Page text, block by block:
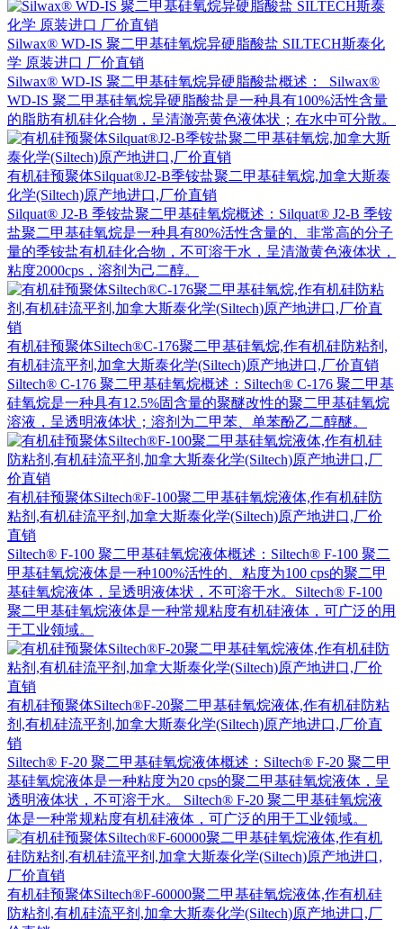
Silwax® WD-IS 聚二甲基硅氧烷异硬脂酸盐 SILTECH斯泰化
学 原装进口 厂价直销
Silwax® WD-IS 聚二甲基硅氧烷异硬脂酸盐概述： Silwax®
WD-IS 聚二甲基硅氧烷异硬脂酸盐是一种具有100%活性含量
的脂肪有机硅化合物，呈清澈亮黄色液体状；在水中可分散。
有机硅预聚体Silquat®J2-B季铵盐聚二甲基硅氧烷,加拿大斯泰
化学(Siltech)原产地进口,厂价直销
Silquat® J2-B 季铵盐聚二甲基硅氧烷概述：Silquat® J2-B 季铵
盐聚二甲基硅氧烷是一种具有80%活性含量的、非常高的分子
量的季铵盐有机硅化合物，不可溶于水，呈清澈黄色液体状，
粘度2000cps，溶剂为己二醇。
有机硅预聚体Siltech®C-176聚二甲基硅氧烷,作有机硅防粘剂,
有机硅流平剂,加拿大斯泰化学(Siltech)原产地进口,厂价直销
Siltech® C-176 聚二甲基硅氧烷概述：Siltech® C-176 聚二甲基
硅氧烷是一种具有12.5%固含量的聚醚改性的聚二甲基硅氧烷
溶液，呈透明液体状；溶剂为二甲苯、单苯酚乙二醇醚。
有机硅预聚体Siltech®F-100聚二甲基硅氧烷液体,作有机硅防
粘剂,有机硅流平剂,加拿大斯泰化学(Siltech)原产地进口,厂价
直销
Siltech® F-100 聚二甲基硅氧烷液体概述：Siltech® F-100 聚二
甲基硅氧烷液体是一种100%活性的、粘度为100 cps的聚二甲
基硅氧烷液体，呈透明液体状，不可溶于水。Siltech® F-100
聚二甲基硅氧烷液体是一种常规粘度有机硅液体，可广泛的用
于工业领域。
有机硅预聚体Siltech®F-20聚二甲基硅氧烷液体,作有机硅防粘
剂,有机硅流平剂,加拿大斯泰化学(Siltech)原产地进口,厂价直
销
Siltech® F-20 聚二甲基硅氧烷液体概述：Siltech® F-20 聚二甲
基硅氧烷液体是一种粘度为20 cps的聚二甲基硅氧烷液体，呈
透明液体状，不可溶于水。 Siltech® F-20 聚二甲基硅氧烷液
体是一种常规粘度有机硅液体，可广泛的用于工业领域。
有机硅预聚体Siltech®F-60000聚二甲基硅氧烷液体,作有机硅
防粘剂,有机硅流平剂,加拿大斯泰化学(Siltech)原产地进口,厂